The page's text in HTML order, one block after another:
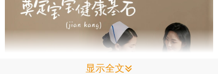
显示全文